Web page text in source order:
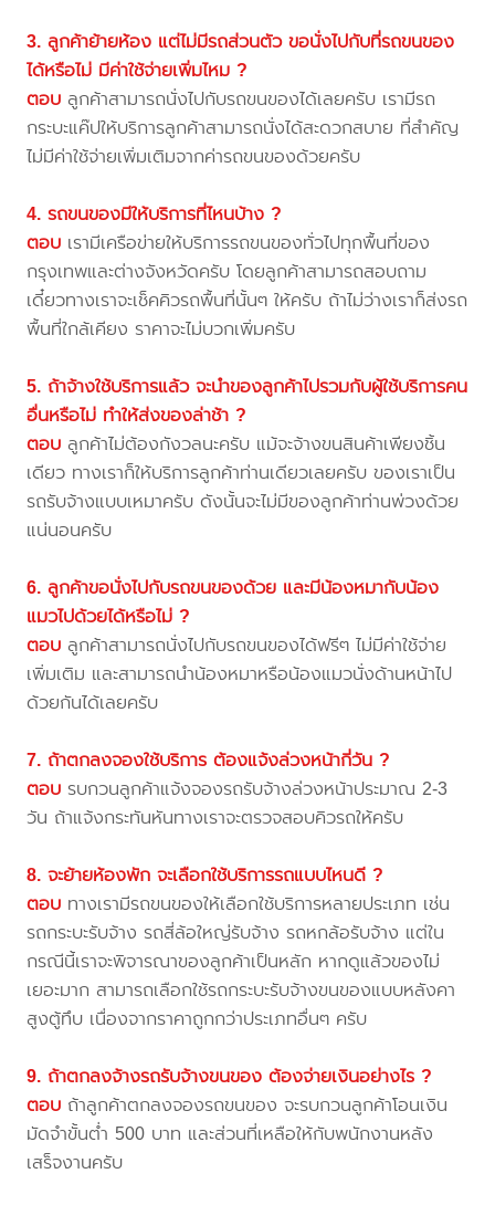
3. ลูกค้าย้ายห้อง แต่ไม่มีรถส่วนตัว ขอนั่งไปกับที่รถขนของ
ได้หรือไม่ มีค่าใช้จ่ายเพิ่มไหม ?
ตอบ ลูกค้าสามารถนั่งไปกับรถขนของได้เลยครับ เรามีรถ
กระบะแค๊ปให้บริการลูกค้าสามารถนั่งได้สะดวกสบาย ที่สำคัญ
ไม่มีค่าใช้จ่ายเพิ่มเติมจากค่ารถขนของด้วยครับ
4. รถขนของมีให้บริการที่ไหนบ้าง ?
ตอบ เรามีเครือข่ายให้บริการรถขนของทั่วไปทุกพื้นที่ของ
กรุงเทพและต่างจังหวัดครับ โดยลูกค้าสามารถสอบถาม
เดี๋ยวทางเราจะเช็คคิวรถพื้นที่นั้นๆ ให้ครับ ถ้าไม่ว่างเราก็ส่งรถ
พื้นที่ใกล้เคียง ราคาจะไม่บวกเพิ่มครับ
5. ถ้าจ้างใช้บริการแล้ว จะนำของลูกค้าไปรวมกับผู้ใช้บริการคน
อื่นหรือไม่ ทำให้ส่งของล่าช้า ?
ตอบ ลูกค้าไม่ต้องกังวลนะครับ แม้จะจ้างขนสินค้าเพียงชิ้น
เดียว ทางเราก็ให้บริการลูกค้าท่านเดียวเลยครับ ของเราเป็น
รถรับจ้างแบบเหมาครับ ดังนั้นจะไม่มีของลูกค้าท่านพ่วงด้วย
แน่นอนครับ
6. ลูกค้าขอนั่งไปกับรถขนของด้วย และมีน้องหมากับน้อง
แมวไปด้วยได้หรือไม่ ?
ตอบ ลูกค้าสามารถนั่งไปกับรถขนของได้ฟรีๆ ไม่มีค่าใช้จ่าย
เพิ่มเติม และสามารถนำน้องหมาหรือน้องแมวนั่งด้านหน้าไป
ด้วยกันได้เลยครับ
7. ถ้าตกลงจองใช้บริการ ต้องแจ้งล่วงหน้ากี่วัน ?
ตอบ รบกวนลูกค้าแจ้งจองรถรับจ้างล่วงหน้าประมาณ 2-3
วัน ถ้าแจ้งกระทันหันทางเราจะตรวจสอบคิวรถให้ครับ
8. จะย้ายห้องพัก จะเลือกใช้บริการรถแบบไหนดี ?
ตอบ ทางเรามีรถขนของให้เลือกใช้บริการหลายประเภท เช่น
รถกระบะรับจ้าง รถสี่ล้อใหญ่รับจ้าง รถหกล้อรับจ้าง แต่ใน
กรณีนี้เราจะพิจารณาของลูกค้าเป็นหลัก หากดูแล้วของไม่
เยอะมาก สามารถเลือกใช้รถกระบะรับจ้างขนของแบบหลังคา
สูงตู้ทึบ เนื่องจากราคาถูกกว่าประเภทอื่นๆ ครับ
9. ถ้าตกลงจ้างรถรับจ้างขนของ ต้องจ่ายเงินอย่างไร ?
ตอบ ถ้าลูกค้าตกลงจองรถขนของ จะรบกวนลูกค้าโอนเงิน
มัดจำขั้นต่ำ 500 บาท และส่วนที่เหลือให้กับพนักงานหลัง
เสร็จงานครับ